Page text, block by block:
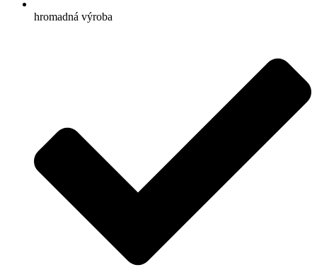
hromadná výroba